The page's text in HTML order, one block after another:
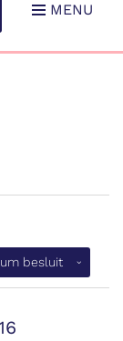
MENU
besluit(aflopend)